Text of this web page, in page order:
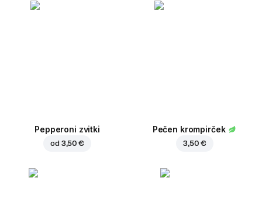
Pepperoni zvitki
od 3,50 €
Pečen krompirček
3,50 €